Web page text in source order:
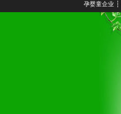
孕婴童企业 ┆